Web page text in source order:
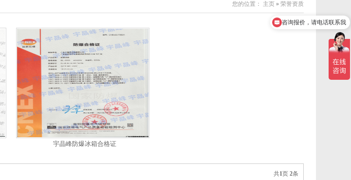
您的位置： 主页 » 荣誉资质
宇晶峰防爆冰箱合格证
共1页 2条
咨询报价，请电话联系我